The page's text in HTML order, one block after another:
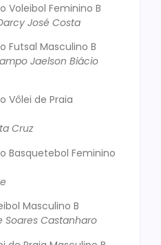
Voleibol Feminino B
José Costa
Futsal Masculino B
Jaelson Biácio
Vôlei de Praia
Cruz
Basquetebol Feminino
Masculino B
Soares Castanharo